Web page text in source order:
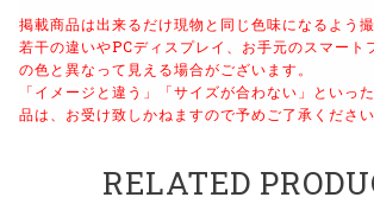
掲載商品は出来るだけ現物と同じ色味になるよう
若干の違いやPCディスプレイ、お手元のスマート
の色と異なって見える場合がございます。
「イメージと違う」「サイズが合わない」といっ
品は、お受け致しかねますので予めご了承ください
RELATED